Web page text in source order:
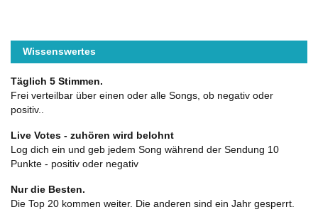
Wissenswertes
Täglich 5 Stimmen.
Frei verteilbar über einen oder alle Songs, ob negativ oder
positiv..
Live Votes - zuhören wird belohnt
Log dich ein und geb jedem Song während der Sendung 10
Punkte - positiv oder negativ
Nur die Besten.
Die Top 20 kommen weiter. Die anderen sind ein Jahr gesperrt.